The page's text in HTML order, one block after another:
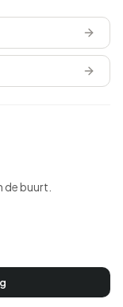
de buurt.